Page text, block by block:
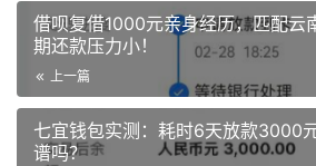
借呗复借1000元亲身经历，匹配云
期还款压力小！
上一篇
七宜钱包实测：耗时6天放款3000
谱吗？